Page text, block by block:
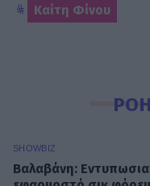
Καίτη Φίνου
SHOWBIZ
Βαλαβάνη: